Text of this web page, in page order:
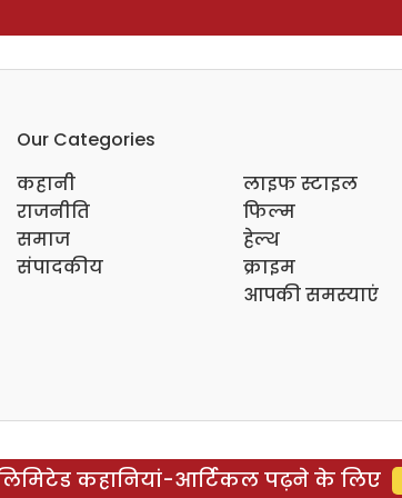
Our Categories
कहानी
राजनीति
समाज
संपादकीय
लाइफ स्टाइल
फिल्म
हेल्थ
क्राइम
आपकी समस्याएं
कहानियां-आर्टिकल पढ़ने के लिए